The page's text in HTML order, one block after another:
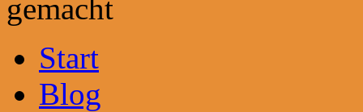
Start
Blog